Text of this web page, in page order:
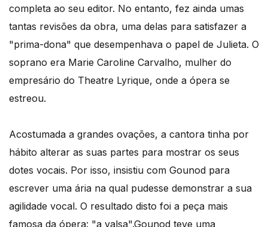
completa ao seu editor. No entanto, fez ainda umas
tantas revisões da obra, uma delas para satisfazer a
"prima-dona" que desempenhava o papel de Julieta. O
soprano era Marie Caroline Carvalho, mulher do
empresário do Theatre Lyrique, onde a ópera se
estreou.
Acostumada a grandes ovações, a cantora tinha por
hábito alterar as suas partes para mostrar os seus
dotes vocais. Por isso, insistiu com Gounod para
escrever uma ária na qual pudesse demonstrar a sua
agilidade vocal. O resultado disto foi a peça mais
famosa da ópera: "a valsa".Gounod teve uma